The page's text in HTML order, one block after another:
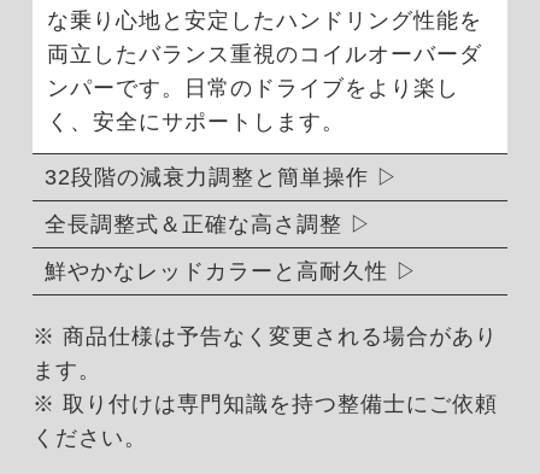
な乗り心地と安定したハンドリング性能を
両立したバランス重視のコイルオーバーダ
ンパーです。日常のドライブをより楽し
く、安全にサポートします。
32段階の減衰力調整と簡単操作
全長調整式＆正確な高さ調整
鮮やかなレッドカラーと高耐久性
※ 商品仕様は予告なく変更される場合があり
ます。
※ 取り付けは専門知識を持つ整備士にご依頼
ください。